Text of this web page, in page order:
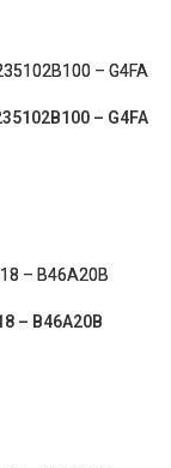
– G4FA
– B46A20B